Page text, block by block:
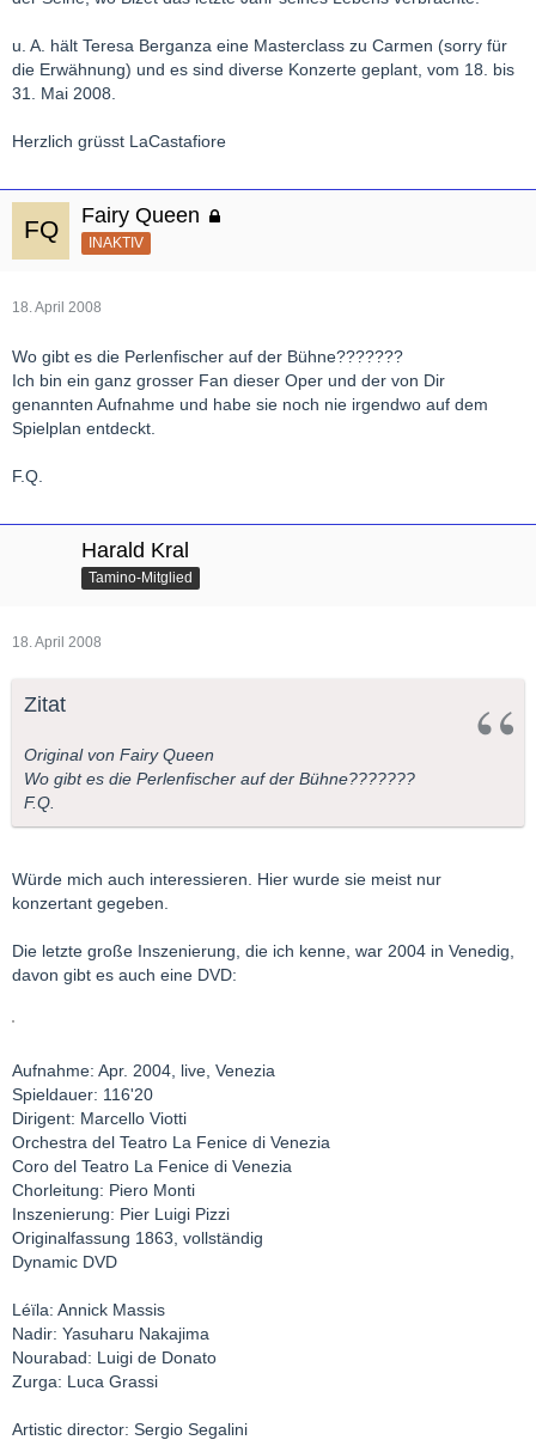
u. A. hält Teresa Berganza eine Masterclass zu Carmen (sorry für
die Erwähnung) und es sind diverse Konzerte geplant, vom 18. bis
31. Mai 2008.
Herzlich grüsst LaCastafiore
Fairy Queen
INAKTIV
18. April 2008
Wo gibt es die Perlenfischer auf der Bühne???????
Ich bin ein ganz grosser Fan dieser Oper und der von Dir
genannten Aufnahme und habe sie noch nie irgendwo auf dem
Spielplan entdeckt.
F.Q.
Harald Kral
Tamino-Mitglied
18. April 2008
Zitat
Original von Fairy Queen
Wo gibt es die Perlenfischer auf der Bühne???????
F.Q.
Würde mich auch interessieren. Hier wurde sie meist nur
konzertant gegeben.
Die letzte große Inszenierung, die ich kenne, war 2004 in Venedig,
davon gibt es auch eine DVD:
Aufnahme: Apr. 2004, live, Venezia
Spieldauer: 116'20
Dirigent: Marcello Viotti
Orchestra del Teatro La Fenice di Venezia
Coro del Teatro La Fenice di Venezia
Chorleitung: Piero Monti
Inszenierung: Pier Luigi Pizzi
Originalfassung 1863, vollständig
Dynamic DVD
Léïla: Annick Massis
Nadir: Yasuharu Nakajima
Nourabad: Luigi de Donato
Zurga: Luca Grassi
Artistic director: Sergio Segalini